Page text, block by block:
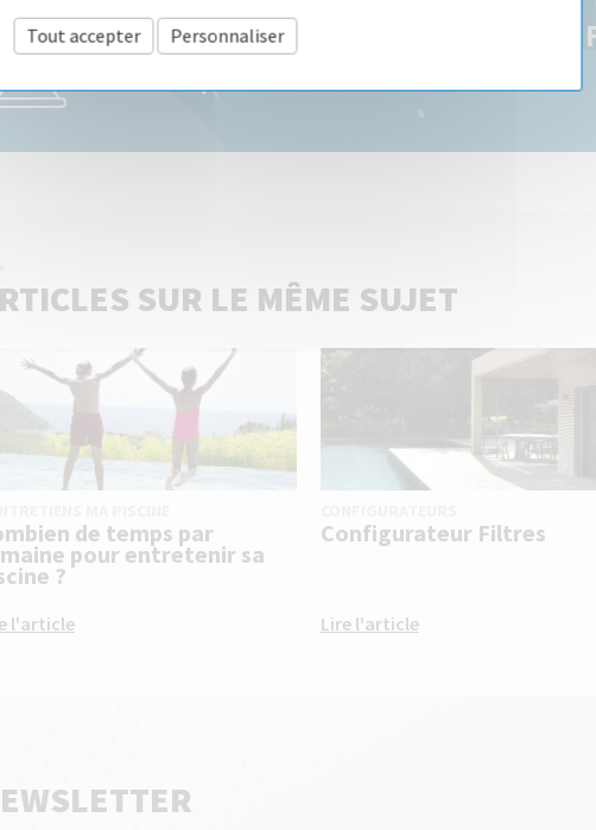
Découvrez tous les produits :
SUR LE MÊME SUJET
de temps par
pour entretenir sa
?
l'article
Configurateur Filtres
Lire l'article
Tout accepter Personnaliser